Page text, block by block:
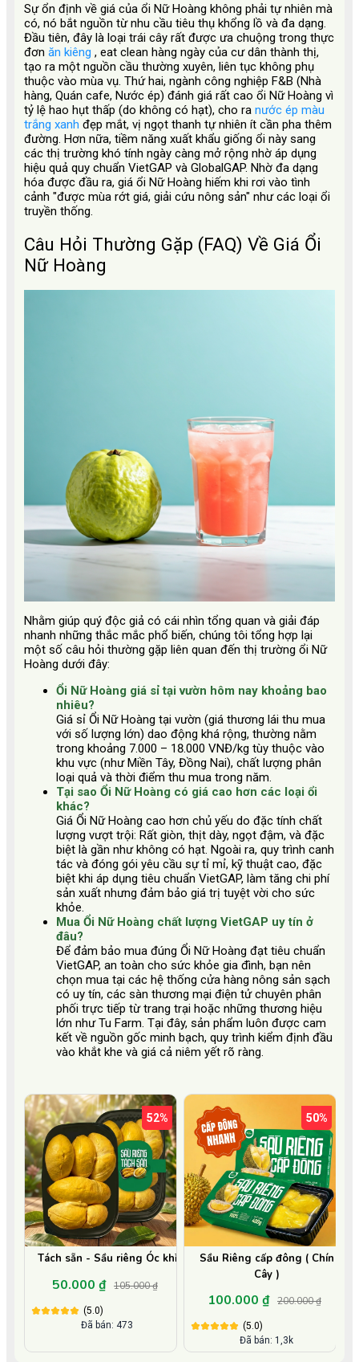
Sự ổn định về giá của ổi Nữ Hoàng không phải tự nhiên mà
có, nó bắt nguồn từ nhu cầu tiêu thụ khổng lồ và đa dạng.
Đầu tiên, đây là loại trái cây rất được ưa chuộng trong thực
đơn ăn kiêng , eat clean hàng ngày của cư dân thành thị,
tạo ra một nguồn cầu thường xuyên, liên tục không phụ
thuộc vào mùa vụ. Thứ hai, ngành công nghiệp F&B (Nhà
hàng, Quán cafe, Nước ép) đánh giá rất cao ổi Nữ Hoàng vì
tỷ lệ hao hụt thấp (do không có hạt), cho ra nước ép màu
trắng xanh đẹp mắt, vị ngọt thanh tự nhiên ít cần pha thêm
đường. Hơn nữa, tiềm năng xuất khẩu giống ổi này sang
các thị trường khó tính ngày càng mở rộng nhờ áp dụng
hiệu quả quy chuẩn VietGAP và GlobalGAP. Nhờ đa dạng
hóa được đầu ra, giá ổi Nữ Hoàng hiếm khi rơi vào tình
cảnh "được mùa rớt giá, giải cứu nông sản" như các loại ổi
truyền thống.
Câu Hỏi Thường Gặp (FAQ) Về Giá Ổi
Nữ Hoàng
Nhằm giúp quý độc giả có cái nhìn tổng quan và giải đáp
nhanh những thắc mắc phổ biến, chúng tôi tổng hợp lại
một số câu hỏi thường gặp liên quan đến thị trường ổi Nữ
Hoàng dưới đây:
Ổi Nữ Hoàng giá sỉ tại vườn hôm nay khoảng bao
nhiêu?
Giá sỉ Ổi Nữ Hoàng tại vườn (giá thương lái thu mua
với số lượng lớn) dao động khá rộng, thường nằm
trong khoảng 7.000 – 18.000 VNĐ/kg tùy thuộc vào
khu vực (như Miền Tây, Đồng Nai), chất lượng phân
loại quả và thời điểm thu mua trong năm.
Tại sao Ổi Nữ Hoàng có giá cao hơn các loại ổi
khác?
Giá Ổi Nữ Hoàng cao hơn chủ yếu do đặc tính chất
lượng vượt trội: Rất giòn, thịt dày, ngọt đậm, và đặc
biệt là gần như không có hạt. Ngoài ra, quy trình canh
tác và đóng gói yêu cầu sự tỉ mỉ, kỹ thuật cao, đặc
biệt khi áp dụng tiêu chuẩn VietGAP, làm tăng chi phí
sản xuất nhưng đảm bảo giá trị tuyệt vời cho sức
khỏe.
Mua Ổi Nữ Hoàng chất lượng VietGAP uy tín ở
đâu?
Để đảm bảo mua đúng Ổi Nữ Hoàng đạt tiêu chuẩn
VietGAP, an toàn cho sức khỏe gia đình, bạn nên
chọn mua tại các hệ thống cửa hàng nông sản sạch
có uy tín, các sàn thương mại điện tử chuyên phân
phối trực tiếp từ trang trại hoặc những thương hiệu
lớn như Tu Farm. Tại đây, sản phẩm luôn được cam
kết về nguồn gốc minh bạch, quy trình kiểm định đầu
vào khắt khe và giá cả niêm yết rõ ràng.
52%
Tách sẵn - Sầu riêng Óc khỉ
50.000 ₫ 105.000 ₫
(5.0)
Đã bán: 473
50%
Sầu Riêng cấp đông ( Chín
Cây )
100.000 ₫ 200.000 ₫
(5.0)
Đã bán: 1,3k